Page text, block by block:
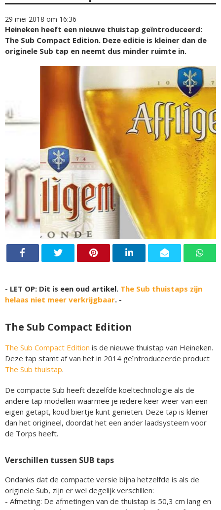
29 mei 2018 om 16:36
Heineken heeft een nieuwe thuistap geïntroduceerd:
The Sub Compact Edition. Deze editie is kleiner dan de
originele Sub tap en neemt dus minder ruimte in.
- LET OP: Dit is een oud artikel. The Sub thuistaps zijn
helaas niet meer verkrijgbaar. -
The Sub Compact Edition
The Sub Compact Edition is de nieuwe thuistap van Heineken.
Deze tap stamt af van het in 2014 geïntroduceerde product
The Sub thuistap.
De compacte Sub heeft dezelfde koeltechnologie als de
andere tap modellen waarmee je iedere keer weer van een
eigen getapt, koud biertje kunt genieten. Deze tap is kleiner
dan het origineel, doordat het een ander laadsysteem voor
de Torps heeft.
Verschillen tussen SUB taps
Ondanks dat de compacte versie bijna hetzelfde is als de
originele Sub, zijn er wel degelijk verschillen:
- Afmeting: De afmetingen van de thuistap is 50,3 cm lang en